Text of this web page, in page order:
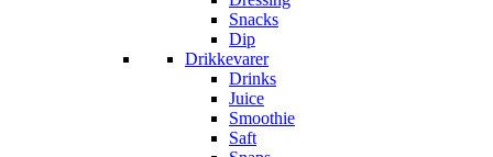
Snacks
Dip
Drikkevarer
Drinks
Juice
Smoothie
Saft